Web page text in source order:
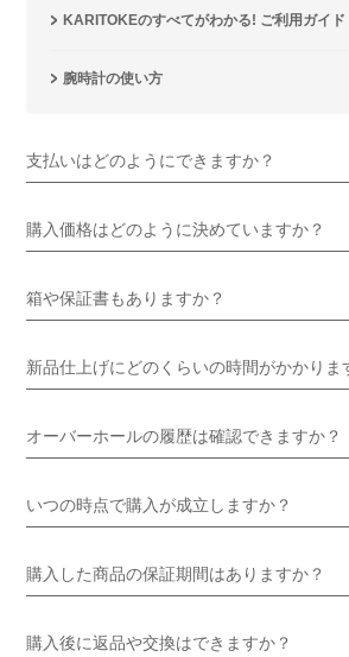
KARITOKEのすべてがわかる! ご利用ガイド
腕時計の使い方
支払いはどのようにできますか？
購入価格はどのように決めていますか？
箱や保証書もありますか？
新品仕上げにどのくらいの時間がかかりま
オーバーホールの履歴は確認できますか？
いつの時点で購入が成立しますか？
購入した商品の保証期間はありますか？
購入後に返品や交換はできますか？